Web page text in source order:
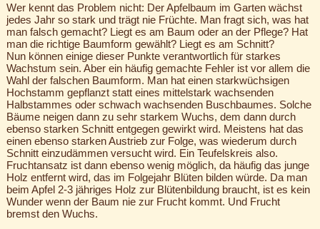
Wer kennt das Problem nicht: Der Apfelbaum im Garten wächst
jedes Jahr so stark und trägt nie Früchte. Man fragt sich, was hat
man falsch gemacht? Liegt es am Baum oder an der Pflege? Hat
man die richtige Baumform gewählt? Liegt es am Schnitt?
Nun können einige dieser Punkte verantwortlich für starkes
Wachstum sein. Aber ein häufig gemachte Fehler ist vor allem die
Wahl der falschen Baumform. Man hat einen starkwüchsigen
Hochstamm gepflanzt statt eines mittelstark wachsenden
Halbstammes oder schwach wachsenden Buschbaumes. Solche
Bäume neigen dann zu sehr starkem Wuchs, dem dann durch
ebenso starken Schnitt entgegen gewirkt wird. Meistens hat das
einen ebenso starken Austrieb zur Folge, was wiederum durch
Schnitt einzudämmen versucht wird. Ein Teufelskreis also.
Fruchtansatz ist dann ebenso wenig möglich, da häufig das junge
Holz entfernt wird, das im Folgejahr Blüten bilden würde. Da man
beim Apfel 2-3 jähriges Holz zur Blütenbildung braucht, ist es kein
Wunder wenn der Baum nie zur Frucht kommt. Und Frucht
bremst den Wuchs.